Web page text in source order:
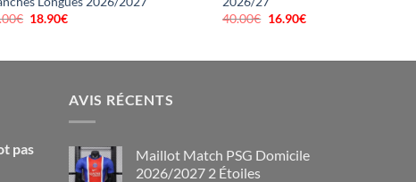
€ Le
18.90€
40.00€ Le
16.90€Le
pas
AVIS RÉCENTS
Maillot Match PSG Domicile
2026/2027 2 Étoiles